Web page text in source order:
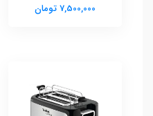
7,500,000 تومان